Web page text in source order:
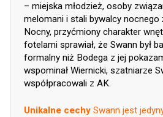
– miejska młodzież, osoby
melomani i stali bywalcy nocnego
Nocny, przyćmiony charakter
fotelami sprawiał, że Swann był
formalny niż Bodega z jej
wspominał Wiernicki, szatniarze
współpracowali z AK.
Unikalne cechy Swann jest